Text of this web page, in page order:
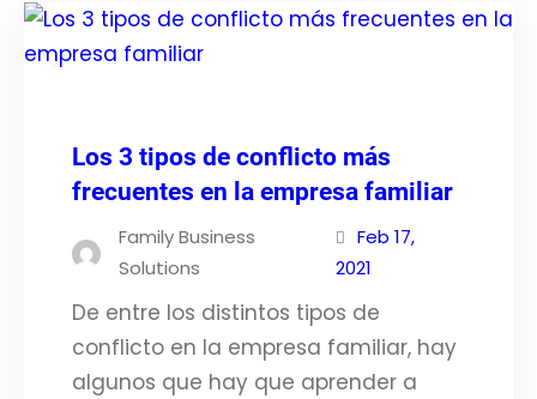
Los 3 tipos de conflicto más
frecuentes en la empresa familiar
Family Business
Solutions
Feb 17,
2021
De entre los distintos tipos de
conflicto en la empresa familiar, hay
algunos que hay que aprender a